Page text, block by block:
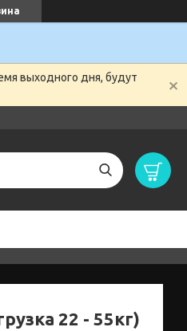
выходного дня, будут
22 - 55кг)